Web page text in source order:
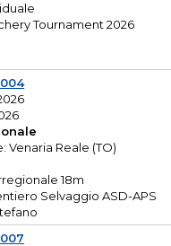
Tournament 2026
Venaria Reale (TO)
18m
Selvaggio ASD-APS